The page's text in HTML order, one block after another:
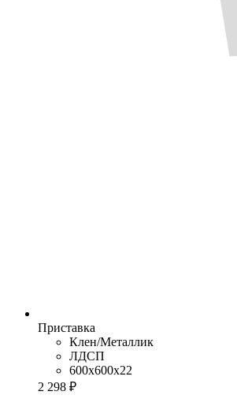
Приставка
Клен/Металлик
ЛДСП
600x600x22
2 298 ₽